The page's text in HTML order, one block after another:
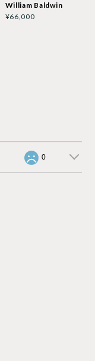
William Baldwin
¥66,000
0